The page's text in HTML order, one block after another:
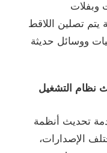
وبفلات
يتم تصلين اللاقط
ووسائل حديثة
نظام التشغيل
تحديث أنظمة
الإصدارات،